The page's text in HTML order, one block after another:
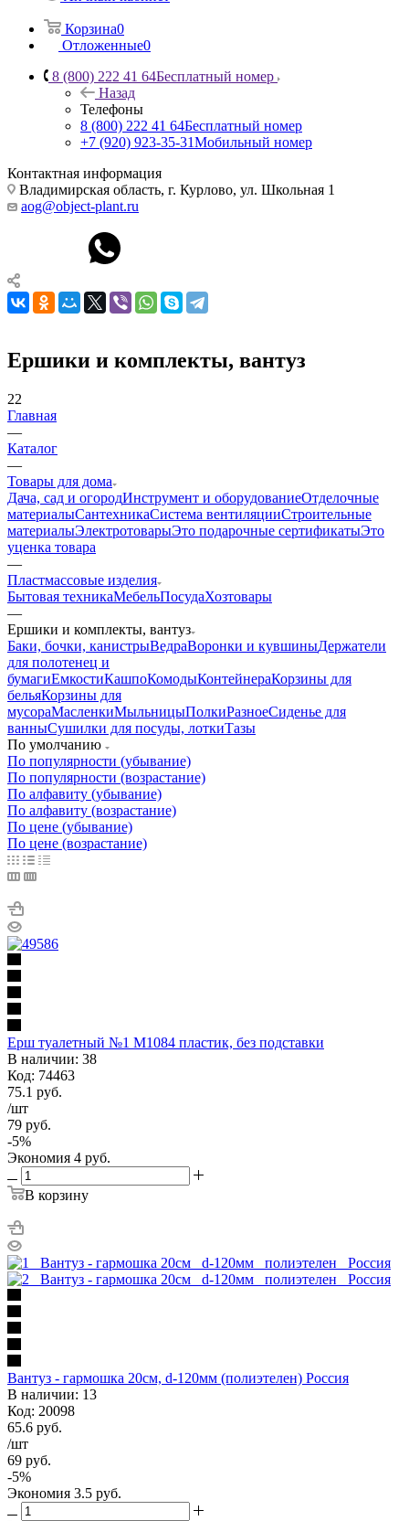
Корзина0
Отложенные0
8 (800) 222 41 64Бесплатный номер
Назад
Телефоны
8 (800) 222 41 64Бесплатный номер
+7 (920) 923-35-31Мобильный номер
Контактная информация
Владимирская область, г. Курлово, ул. Школьная 1
aog@object-plant.ru
Ершики и комплекты, вантуз
22
Главная
—
Каталог
—
Товары для дома
Дача, сад и огородИнструмент и оборудованиеОтделочные
материалыСантехникаСистема вентиляцииСтроительные
материалыЭлектротоварыЭто подарочные сертификатыЭто
уценка товара
—
Пластмассовые изделия
Бытовая техникаМебельПосудаХозтовары
—
Ершики и комплекты, вантуз
Баки, бочки, канистрыВедраВоронки и кувшиныДержатели
для полотенец и
бумагиЕмкостиКашпоКомодыКонтейнераКорзины для
бельяКорзины для
мусораМасленкиМыльницыПолкиРазноеСиденье для
ванныСушилки для посуды, лоткиТазы
По умолчанию
По популярности (убывание)
По популярности (возрастание)
По алфавиту (убывание)
По алфавиту (возрастание)
По цене (убывание)
По цене (возрастание)
Ерш туалетный №1 М1084 пластик, без подставки
В наличии: 38
Код: 74463
75.1 руб.
/шт
79 руб.
-5%
Экономия 4 руб.
В корзину
Вантуз - гармошка 20см, d-120мм (полиэтелен) Россия
В наличии: 13
Код: 20098
65.6 руб.
/шт
69 руб.
-5%
Экономия 3.5 руб.